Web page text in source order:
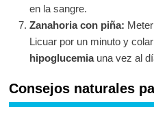
en la sangre.
Zanahoria con piña:
Licuar por un minuto y
hipoglucemiauna vez al
Consejos naturales